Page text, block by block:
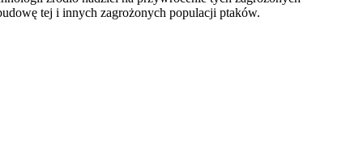
tej i innych zagrożonych populacji ptaków.